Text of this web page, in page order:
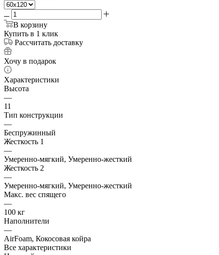
В корзину
Купить в 1 клик
Рассчитать доставку
Хочу в подарок
Характеристики
Высота
—
11
Тип конструкции
—
Беспружинный
Жесткость 1
—
Умеренно-мягкий, Умеренно-жесткий
Жесткость 2
—
Умеренно-мягкий, Умеренно-жесткий
Макс. вес спящего
—
100 кг
Наполнители
—
AirFoam, Кокосовая койра
Все характеристики